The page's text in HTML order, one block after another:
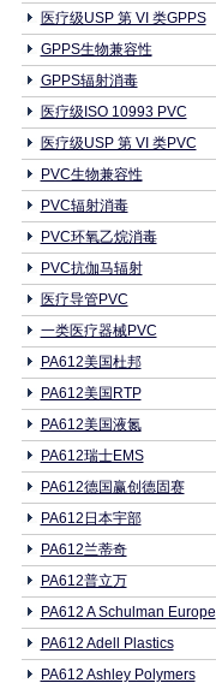
医疗级USP 第 VI 类GPPS
GPPS生物兼容性
GPPS辐射消毒
医疗级ISO 10993 PVC
医疗级USP 第 VI 类PVC
PVC生物兼容性
PVC辐射消毒
PVC环氧乙烷消毒
PVC抗伽马辐射
医疗导管PVC
一类医疗器械PVC
PA612美国杜邦
PA612美国RTP
PA612美国液氮
PA612瑞士EMS
PA612德国赢创德固赛
PA612日本宇部
PA612兰蒂奇
PA612普立万
PA612 A Schulman Europe
PA612 Adell Plastics
PA612 Ashley Polymers